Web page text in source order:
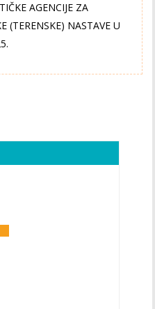
AGENCIJE ZA
(TERENSKE) NASTAVE U